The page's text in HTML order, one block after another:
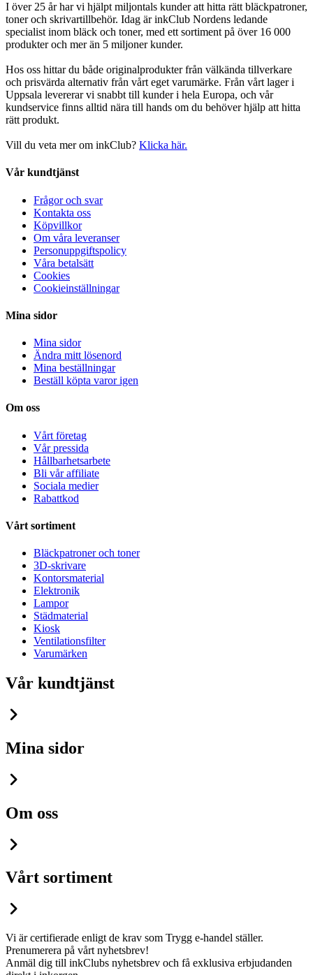
I över 25 år har vi hjälpt miljontals kunder att hitta rätt bläckpatroner,
toner och skrivartillbehör. Idag är inkClub Nordens ledande
specialist inom bläck och toner, med ett sortiment på över 16 000
produkter och mer än 5 miljoner kunder.
Hos oss hittar du både originalprodukter från välkända tillverkare
och prisvärda alternativ från vårt eget varumärke. Från vårt lager i
Uppsala levererar vi snabbt till kunder i hela Europa, och vår
kundservice finns alltid nära till hands om du behöver hjälp att hitta
rätt produkt.
Vill du veta mer om inkClub? Klicka här.
Vår kundtjänst
Frågor och svar
Kontakta oss
Köpvillkor
Om våra leveranser
Personuppgiftspolicy
Våra betalsätt
Cookies
Cookieinställningar
Mina sidor
Mina sidor
Ändra mitt lösenord
Mina beställningar
Beställ köpta varor igen
Om oss
Vårt företag
Vår pressida
Hållbarhetsarbete
Bli vår affiliate
Sociala medier
Rabattkod
Vårt sortiment
Bläckpatroner och toner
3D-skrivare
Kontorsmaterial
Elektronik
Lampor
Städmaterial
Kiosk
Ventilationsfilter
Varumärken
Vår kundtjänst
Mina sidor
Om oss
Vårt sortiment
Vi är certifierade enligt de krav som Trygg e-handel ställer.
Prenumerera på vårt nyhetsbrev!
Anmäl dig till inkClubs nyhetsbrev och få exklusiva erbjudanden